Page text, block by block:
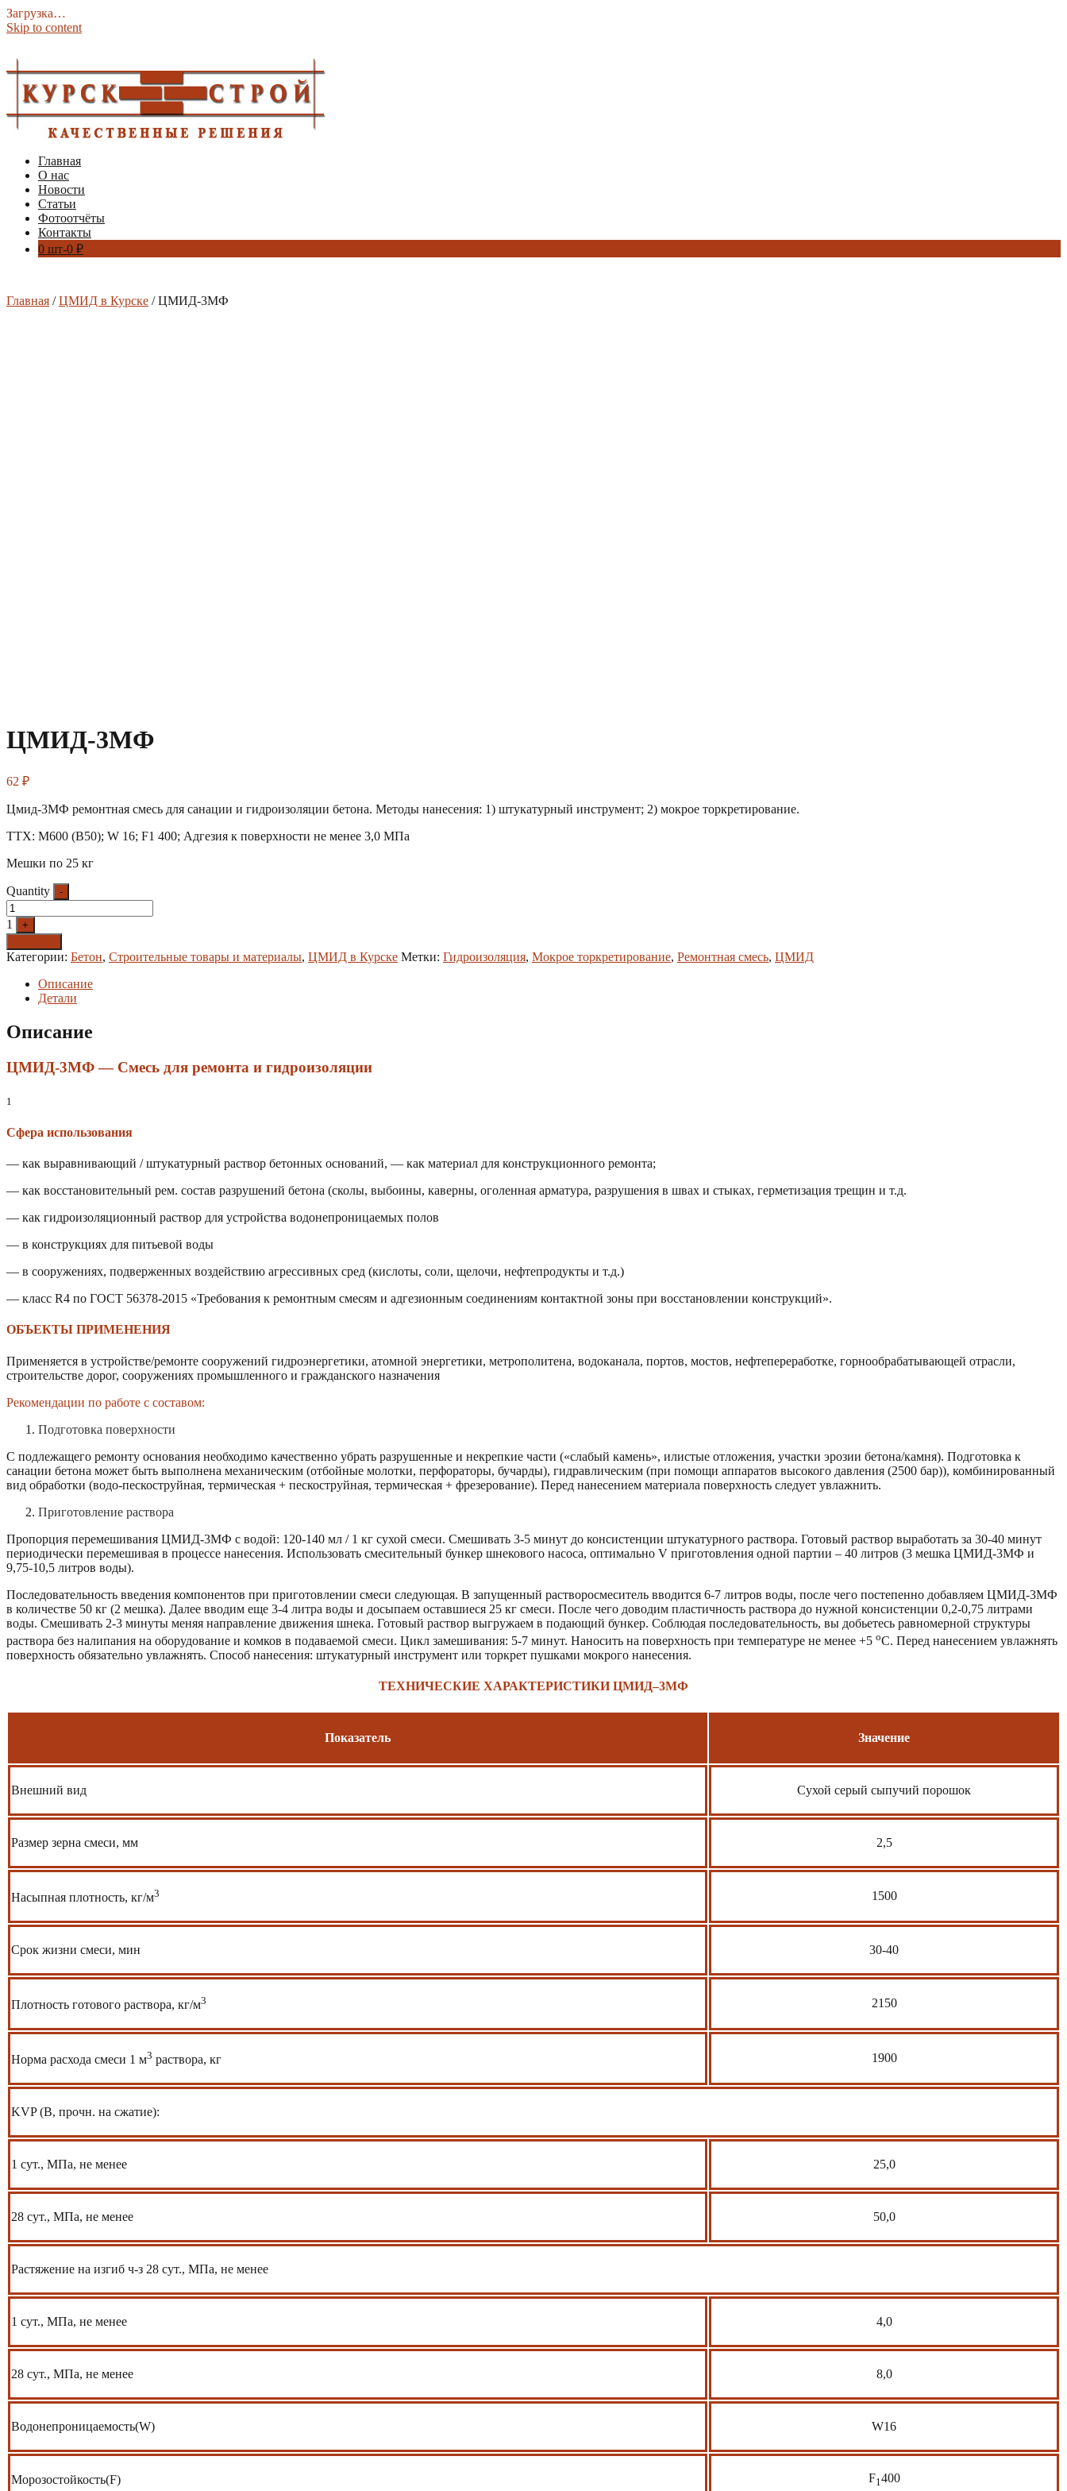
Загрузка…
Skip to content
Главная
О нас
Новости
Статьи
Фотоотчёты
Контакты
0 шт-0 ₽
Главная /ЦМИД в Курске / ЦМИД-3МФ
ЦМИД-3МФ
62 ₽
Цмид-3МФ ремонтная смесь для санации и гидроизоляции бетона. Методы нанесения: 1) штукатурный инструмент; 2) мокрое торкретирование.
ТТХ: М600 (В50); W 16; F1 400; Адгезия к поверхности не менее 3,0 МПа
Мешки по 25 кг
Quantity -
1
+
Категории: Бетон, Строительные товары и материалы, ЦМИД в Курске Метки: Гидроизоляция, Мокрое торкретирование, Ремонтная смесь, ЦМИД
Описание
Детали
Описание
ЦМИД-3МФ — Смесь для ремонта и гидроизоляции
1
Сфера использования
— как выравнивающий / штукатурный раствор бетонных оснований, — как материал для конструкционного ремонта;
— как восстановительный рем. состав разрушений бетона (сколы, выбоины, каверны, оголенная арматура, разрушения в швах и стыках, герметизация трещин и т.д.
— как гидроизоляционный раствор для устройства водонепроницаемых полов
— в конструкциях для питьевой воды
— в сооружениях, подверженных воздействию агрессивных сред (кислоты, соли, щелочи, нефтепродукты и т.д.)
— класс R4 по ГОСТ 56378-2015 «Требования к ремонтным смесям и адгезионным соединениям контактной зоны при восстановлении конструкций».
ОБЪЕКТЫ ПРИМЕНЕНИЯ
Применяется в устройстве/ремонте сооружений гидроэнергетики, атомной энергетики, метрополитена, водоканала, портов, мостов, нефтепереработке, горнообрабатывающей отрасли,
строительстве дорог, сооружениях промышленного и гражданского назначения
Рекомендации по работе с составом:
Подготовка поверхности
С подлежащего ремонту основания необходимо качественно убрать разрушенные и некрепкие части («слабый камень», илистые отложения, участки эрозии бетона/камня). Подготовка к
санации бетона может быть выполнена механическим (отбойные молотки, перфораторы, бучарды), гидравлическим (при помощи аппаратов высокого давления (2500 бар)), комбинированный
вид обработки (водо-пескоструйная, термическая + пескоструйная, термическая + фрезерование). Перед нанесением материала поверхность следует увлажнить.
Приготовление раствора
Пропорция перемешивания ЦМИД-3МФ с водой: 120-140 мл / 1 кг сухой смеси. Смешивать 3-5 минут до консистенции штукатурного раствора. Готовый раствор выработать за 30-40 минут
периодически перемешивая в процессе нанесения. Использовать смесительный бункер шнекового насоса, оптимально V приготовления одной партии – 40 литров (3 мешка ЦМИД-3МФ и
9,75-10,5 литров воды).
Последовательность введения компонентов при приготовлении смеси следующая. В запущенный растворосмеситель вводится 6-7 литров воды, после чего постепенно добавляем ЦМИД-3МФ
в количестве 50 кг (2 мешка). Далее вводим еще 3-4 литра воды и досыпаем оставшиеся 25 кг смеси. После чего доводим пластичность раствора до нужной консистенции 0,2-0,75 литрами
воды. Смешивать 2-3 минуты меняя направление движения шнека. Готовый раствор выгружаем в подающий бункер. Соблюдая последовательность, вы добьетесь равномерной структуры
раствора без налипания на оборудование и комков в подаваемой смеси. Цикл замешивания: 5-7 минут. Наносить на поверхность при температуре не менее +5 оС. Перед нанесением увлажнять
поверхность обязательно увлажнять. Способ нанесения: штукатурный инструмент или торкрет пушками мокрого нанесения.
ТЕХНИЧЕСКИЕ ХАРАКТЕРИСТИКИ ЦМИД–3МФ
Показатель Значение
Внешний вид Сухой серый сыпучий порошок
Размер зерна смеси, мм 2,5
Насыпная плотность, кг/м3 1500
Срок жизни смеси, мин 30-40
Плотность готового раствора, кг/м3 2150
Норма расхода смеси 1 м3 раствора, кг 1900
KVP (В, прочн. на сжатие):
1 сут., МПа, не менее 25,0
28 сут., МПа, не менее 50,0
Растяжение на изгиб ч-з 28 сут., МПа, не менее
1 сут., МПа, не менее 4,0
28 сут., МПа, не менее 8,0
Водонепроницаемость(W) W16
Морозостойкость(F) F1 400